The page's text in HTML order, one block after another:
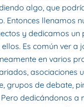
algo, que
Entonces llenamos
y dedicamos un
Es común ver a
en varios
asociaciones
grupos de debate,
dedicándonos a